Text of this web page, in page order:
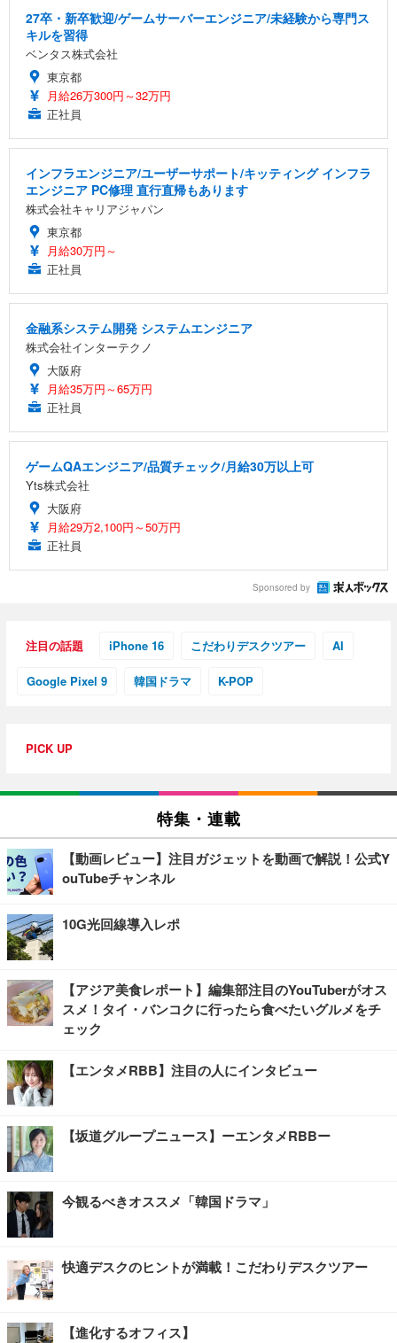
27卒・新卒歓迎/ゲームサーバーエンジニア/未経験から専門ス
キルを習得
ベンタス株式会社
東京都
月給26万300円～32万円
正社員
インフラエンジニア/ユーザーサポート/キッティング インフラ
エンジニア PC修理 直行直帰もあります
株式会社キャリアジャパン
東京都
月給30万円～
正社員
金融系システム開発 システムエンジニア
株式会社インターテクノ
大阪府
月給35万円～65万円
正社員
ゲームQAエンジニア/品質チェック/月給30万以上可
Yts株式会社
大阪府
月給29万2,100円～50万円
正社員
Sponsored by
注目の話題 iPhone 16 こだわりデスクツアー AI
Google Pixel 9 韓国ドラマ K-POP
PICK UP
特集・連載
【動画レビュー】注目ガジェットを動画で解説！公式Y
ouTubeチャンネル
10G光回線導入レポ
【アジア美食レポート】編集部注目のYouTuberがオス
スメ！タイ・バンコクに行ったら食べたいグルメをチ
ェック
【エンタメRBB】注目の人にインタビュー
【坂道グループニュース】ーエンタメRBBー
今観るべきオススメ「韓国ドラマ」
快適デスクのヒントが満載！こだわりデスクツアー
【進化するオフィス】